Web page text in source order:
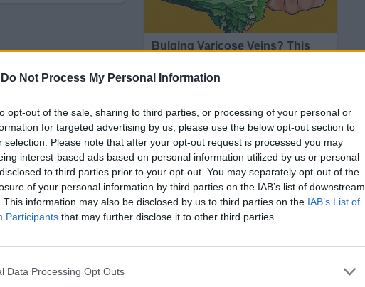
Do Not Process My Personal Information
opt-out of the sale, sharing to third parties, or processing of your personal or
for targeted advertising by us, please use the below opt-out section to
selection. Please note that after your opt-out request is processed you may
interest-based ads based on personal information utilized by us or personal
to third parties prior to your opt-out. You may separately opt-out of the
of your personal information by third parties on the IAB’s list of downstream
This information may also be disclosed by us to third parties on the IAB’s List of
Participants that may further disclose it to other third parties.
Data Processing Opt Outs
таксина безплатни до миналия сезон плажове (в
решаване на екологични проблеми и поддържане на